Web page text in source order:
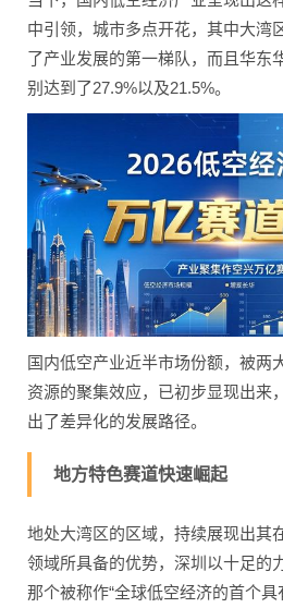
中引领，城市多点开花，其中大湾
了产业发展的第一梯队，而且华东
别达到了27.9%以及21.5%。
国内低空产业近半市场份额，被两
资源的聚集效应，已初步显现出来
出了差异化的发展路径。
地方特色赛道快速崛起
地处大湾区的区域，持续展现出其
领域所具备的优势，深圳以十足的
那个被称作“全球低空经济的首个具